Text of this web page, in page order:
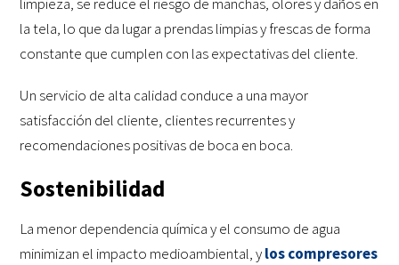
la tela, lo que da lugar a prendas limpias y frescas de forma
constante que cumplen con las expectativas del cliente.
Un servicio de alta calidad conduce a una mayor
satisfacción del cliente, clientes recurrentes y
recomendaciones positivas de boca en boca.
Sostenibilidad
La menor dependencia química y el consumo de agua
minimizan el impacto medioambiental, ylos compresores